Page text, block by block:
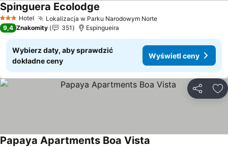
3 Kategoria
Hotel Lokalizacja w Parku Narodowym NorteWyświetl ceny
Spinguera Ecolodge
9,4 Znakomity 351 Espingueira
Wybierz daty, aby sprawdzić
dokładne ceny
Wyświetl ceny
Papaya Apartments Boa Vista